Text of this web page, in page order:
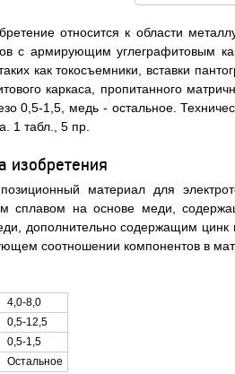
относится к области
с армирующим углеграфитовым
как токосъемники, вставки
каркаса, пропитанного
0,5-1,5, медь - остальное.
1 табл., 5 пр.
изобретения
материал для
сплавом на основе меди,
дополнительно содержащим цинк
соотношении компонентов в
4,0-8,0
0,5-12,5
0,5-1,5
Остальное